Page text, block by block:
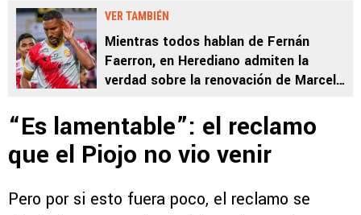
VER TAMBIÉN
Mientras todos hablan de Fernán
Faerron, en Herediano admiten la
verdad sobre la renovación de Marcel
“Es lamentable”: el reclamo
que el Piojo no vio venir
Pero por si esto fuera poco, el reclamo se